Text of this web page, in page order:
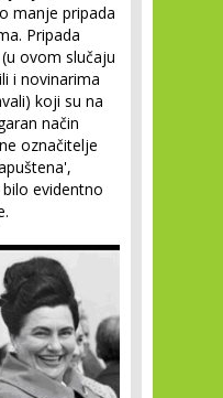
manje pripada
Pripada
(u ovom slučaju
i novinarima
koji su na
način
označitelje
evidentno